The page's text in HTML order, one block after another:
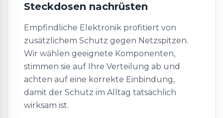
Steckdosen nachrüsten
Empfindliche Elektronik profitiert von
zusätzlichem Schutz gegen Netzspitzen.
Wir wählen geeignete Komponenten,
stimmen sie auf Ihre Verteilung ab und
achten auf eine korrekte Einbindung,
damit der Schutz im Alltag tatsächlich
wirksam ist.